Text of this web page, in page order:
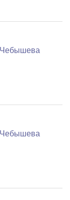
Чебышева
Чебышева